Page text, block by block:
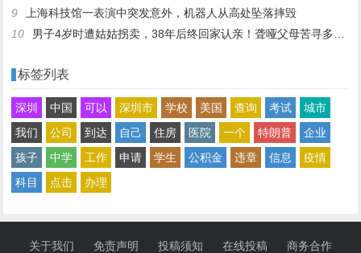
9
上海科技馆一表演中突发意外，机器人从高处坠落摔毁
10
男子4岁时遭姑姑拐卖，38年后终回家认亲！聋哑父母苦寻多年，母亲已抱憾离世丨红星寻人
标签列表
深圳 中国 可以 深圳市 学校 美国 查询 考试
城市
我们
公司 到达 自己 住房 医院 一个 特朗普
企业
孩子
中学 工作 申请 学生 公积金 违章 信息
疫情
科目
点击 办理
关于我们 免责声明 投稿须知 在线投稿 商务合作